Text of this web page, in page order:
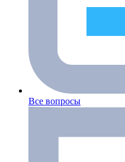
Все вопросы